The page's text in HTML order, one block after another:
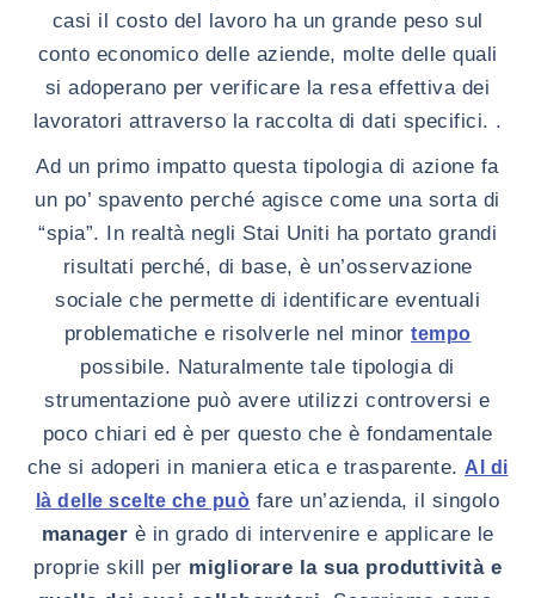
casi il costo del lavoro ha un grande peso sul
conto economico delle aziende, molte delle quali
si adoperano per verificare la resa effettiva dei
lavoratori attraverso la raccolta di dati specifici. .
Ad un primo impatto questa tipologia di azione fa
un po’ spavento perché agisce come una sorta di
“spia”. In realtà negli Stai Uniti ha portato grandi
risultati perché, di base, è un’osservazione
sociale che permette di identificare eventuali
problematiche e risolverle nel minor tempo
possibile. Naturalmente tale tipologia di
strumentazione può avere utilizzi controversi e
poco chiari ed è per questo che è fondamentale
che si adoperi in maniera etica e trasparente. Al di
là delle scelte che può fare un’azienda, il singolo
manager è in grado di intervenire e applicare le
proprie skill per migliorare la sua produttività e